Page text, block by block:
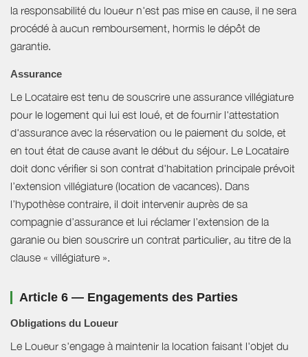
la responsabilité du loueur n'est pas mise en cause, il ne sera
procédé à aucun remboursement, hormis le dépôt de
garantie.
Assurance
Le Locataire est tenu de souscrire une assurance villégiature
pour le logement qui lui est loué, et de fournir l'attestation
d'assurance avec la réservation ou le paiement du solde, et
en tout état de cause avant le début du séjour. Le Locataire
doit donc vérifier si son contrat d'habitation principale prévoit
l’extension villégiature (location de vacances). Dans
l’hypothèse contraire, il doit intervenir auprès de sa
compagnie d’assurance et lui réclamer l’extension de la
garanie ou bien souscrire un contrat particulier, au titre de la
clause « villégiature ».
Article 6 — Engagements des Parties
Obligations du Loueur
Le Loueur s'engage à maintenir la location faisant l'objet du